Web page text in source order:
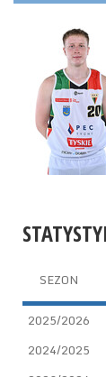
SEZON
2025/2026
2024/2025